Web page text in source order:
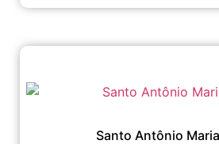
Santo Antônio